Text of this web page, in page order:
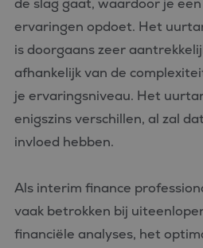
de slag gaat, waardoor je
ervaringen opdoet. Het
is doorgaans zeer
afhankelijk van de
je ervaringsniveau. Het
enigszins verschillen, al zal
invloed hebben.
Als interim finance
vaak betrokken bij
financiële analyses, het